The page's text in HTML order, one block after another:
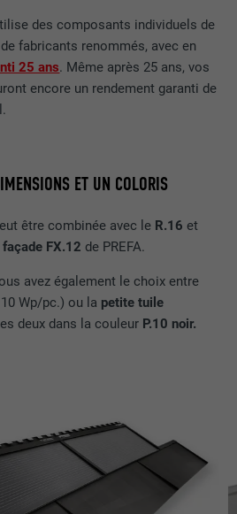
des composants individuels de
fabricants renommés, avec en
25 ans. Même après 25 ans, vos
encore un rendement garanti de
ET UN COLORIS
être combinée avec le R.16 et
FX.12 de PREFA.
avez également le choix entre
Wp/pc.) ou la petite tuile
deux dans la couleur P.10 noir.